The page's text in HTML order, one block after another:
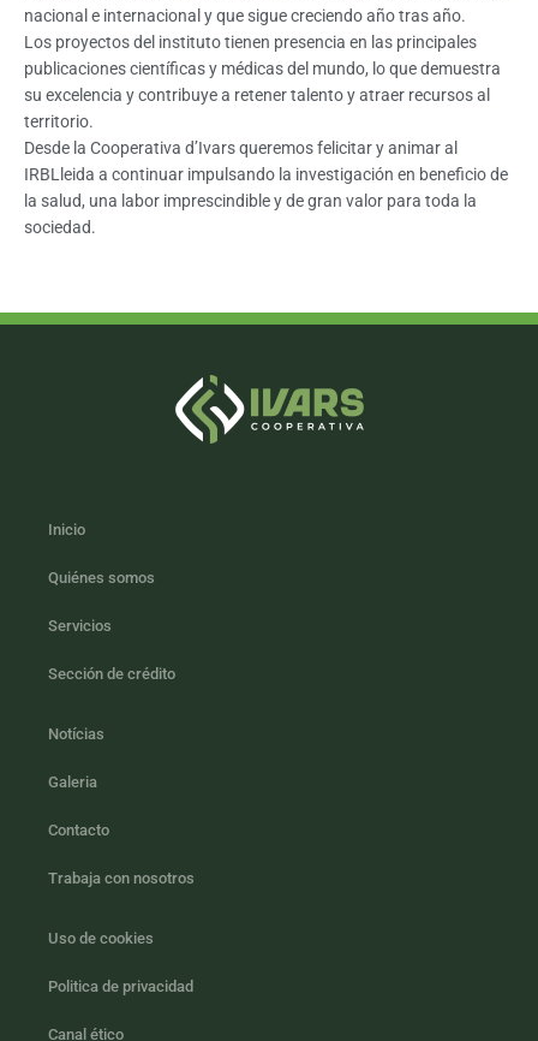
nacional e internacional y que sigue creciendo año tras año.
Los proyectos del instituto tienen presencia en las principales
publicaciones científicas y médicas del mundo, lo que demuestra
su excelencia y contribuye a retener talento y atraer recursos al
territorio.
Desde la Cooperativa d’Ivars queremos felicitar y animar al
IRBLleida a continuar impulsando la investigación en beneficio de
la salud, una labor imprescindible y de gran valor para toda la
sociedad.
Inicio
Quiénes somos
Servicios
Sección de crédito
Notícias
Galeria
Contacto
Trabaja con nosotros
Uso de cookies
Politica de privacidad
Canal ético